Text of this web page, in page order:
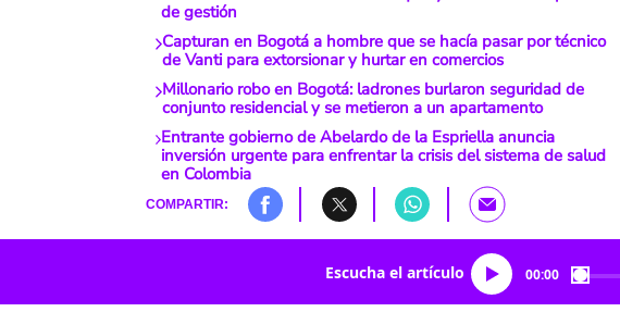
de gestión
Capturan en Bogotá a hombre que se hacía pasar por técnico
de Vanti para extorsionar y hurtar en comercios
Millonario robo en Bogotá: ladrones burlaron seguridad de
conjunto residencial y se metieron a un apartamento
Entrante gobierno de Abelardo de la Espriella anuncia
inversión urgente para enfrentar la crisis del sistema de salud
en Colombia
COMPARTIR:
Escucha el artículo 00:00